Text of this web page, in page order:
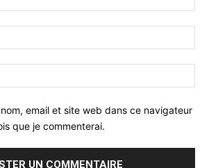
email et site web dans ce navigateur
que je commenterai.